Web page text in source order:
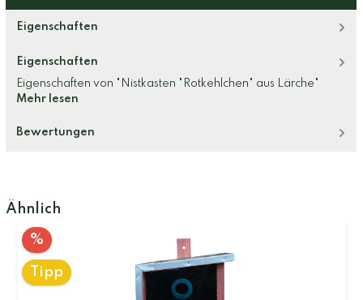
Eigenschaften
Eigenschaften
Eigenschaften von "Nistkasten "Rotkehlchen" aus Lärche"
Mehr lesen
Bewertungen
Ähnlich
%
Tipp